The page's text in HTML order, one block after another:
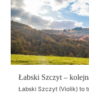
Łabski Szczyt –
Łabski Szczyt (Violik) to